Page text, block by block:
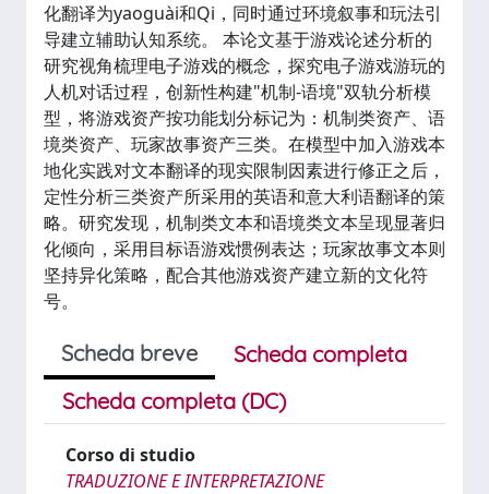
化翻译为yaoguài和Qi，同时通过环境叙事和玩法引
导建立辅助认知系统。 本论文基于游戏论述分析的
研究视角梳理电子游戏的概念，探究电子游戏游玩的
人机对话过程，创新性构建"机制-语境"双轨分析模
型，将游戏资产按功能划分标记为：机制类资产、语
境类资产、玩家故事资产三类。在模型中加入游戏本
地化实践对文本翻译的现实限制因素进行修正之后，
定性分析三类资产所采用的英语和意大利语翻译的策
略。研究发现，机制类文本和语境类文本呈现显著归
化倾向，采用目标语游戏惯例表达；玩家故事文本则
坚持异化策略，配合其他游戏资产建立新的文化符
号。
Scheda breve
Scheda completa
Scheda completa (DC)
Corso di studio
TRADUZIONE E INTERPRETAZIONE